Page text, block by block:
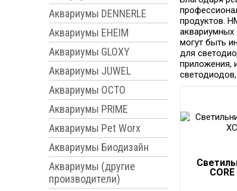
Аквариумы DENNERLE
Аквариумы EHEIM
Аквариумы GLOXY
Аквариумы JUWEL
Аквариумы OCTO
Аквариумы PRIME
Аквариумы Pet Worx
Аквариумы Биодизайн
Аквариумы (другие
производители)
продуктов.
аквариумных
могут быть
для
приложения,